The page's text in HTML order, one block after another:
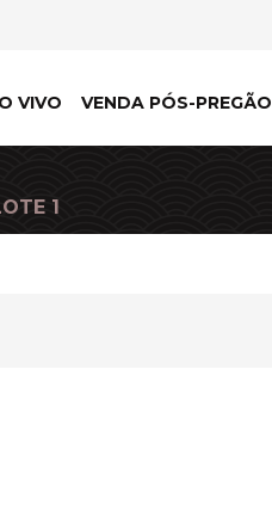
VIVO VENDA PÓS-PREGÃO
1